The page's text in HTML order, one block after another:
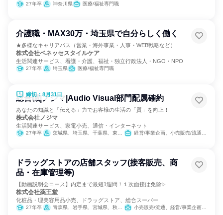
27年卒 神奈川県 医療/福祉専門職
介護職・MAX30万・埼玉県で自分らしく働く
★多様なキャリアパス（営業・海外事業・人事・WEB戦略など）
株式会社ベネッセスタイルケア
生活関連サービス、看護・介護、福祉・独立行政法人・NGO・NPO
27年卒 埼玉県 医療/福祉専門職
締切：8月31日
総合職|ノジマ|Audio Visual部門配属確約
あなたの知識と「伝える」力でお客様の生活の「質」を向上！
株式会社ノジマ
生活関連サービス、家電小売、通信・インターネット
27年卒 茨城県、埼玉県、千葉県、東京都、神奈川県、新潟県、山梨県、長野県、静岡県 経営/事業企画、小売販売/流通、SCM/生産管理/購買/物流
ドラッグストアの店舗スタッフ(接客販売、商
品・在庫管理等)
【動画説明会コース】内定まで最短1週間！１次面接は免除✨
株式会社薬王堂
化粧品・理美容用品小売、ドラッグストア、総合スーパー
27年卒 青森県、岩手県、宮城県、秋田県、山形県、福島県、茨城県、栃木県 小売販売/流通、経営/事業企画、医薬品専門職